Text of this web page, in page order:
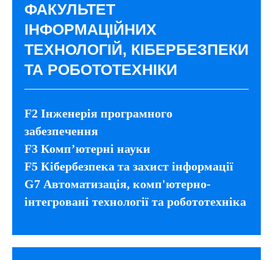
ФАКУЛЬТЕТ
ІНФОРМАЦІЙНИХ
ТЕХНОЛОГІЙ, КІБЕРБЕЗПЕКИ
ТА РОБОТОТЕХНІКИ
F2 Інженерія програмного
забезпечення
F3 Комп’ютерні науки
F5 Кібербезпека та захист інформації
G7 Автоматизація, комп'ютерно-
інтегровані технології та робототехніка